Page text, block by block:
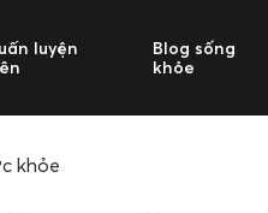
luyện
Blog sống
khỏe
khỏe